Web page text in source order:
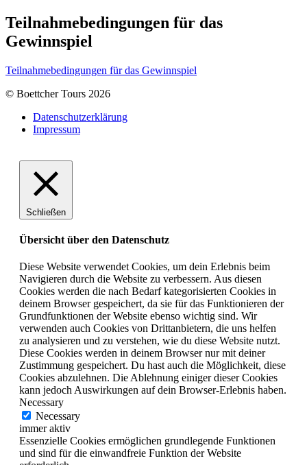
Teilnahmebedingungen für das
Gewinnspiel
Teilnahmebedingungen für das Gewinnspiel
© Boettcher Tours 2026
Datenschutzerklärung
Impressum
Schließen
Übersicht über den Datenschutz
Diese Website verwendet Cookies, um dein Erlebnis beim
Navigieren durch die Website zu verbessern. Aus diesen
Cookies werden die nach Bedarf kategorisierten Cookies in
deinem Browser gespeichert, da sie für das Funktionieren der
Grundfunktionen der Website ebenso wichtig sind. Wir
verwenden auch Cookies von Drittanbietern, die uns helfen
zu analysieren und zu verstehen, wie du diese Website nutzt.
Diese Cookies werden in deinem Browser nur mit deiner
Zustimmung gespeichert. Du hast auch die Möglichkeit, diese
Cookies abzulehnen. Die Ablehnung einiger dieser Cookies
kann jedoch Auswirkungen auf dein Browser-Erlebnis haben.
Necessary
Necessary
immer aktiv
Essenzielle Cookies ermöglichen grundlegende Funktionen
und sind für die einwandfreie Funktion der Website